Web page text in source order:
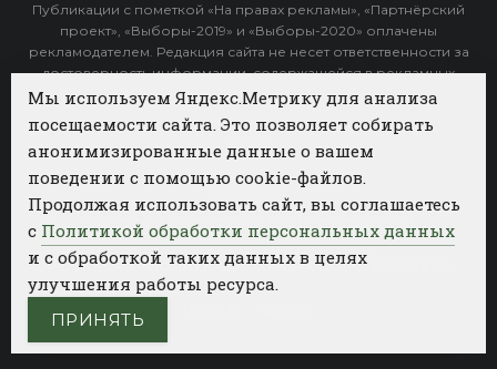
Публикации с пометкой «На правах рекламы», «Партнёрский
проект», «Выборы-2019» и «Выборы-2020» оплачены
рекламодателем. Редакция сайта не несет ответственности за
достоверность информации, содержащейся в рекламных
объявлениях.
ФОТОБАНК АГЕНТСТВА БИЗНЕС НОВОСТЕЙ
РЕГИОНЫ ПОЛИТИКА ОБЩЕСТВО
Мы используем Яндекс.Метрику для анализа
посещаемости сайта. Это позволяет собирать
анонимизированные данные о вашем
поведении с помощью cookie-файлов.
Продолжая использовать сайт, вы соглашаетесь
с Политикой обработки персональных данных
и с обработкой таких данных в целях
улучшения работы ресурса.
ПРИНЯТЬ